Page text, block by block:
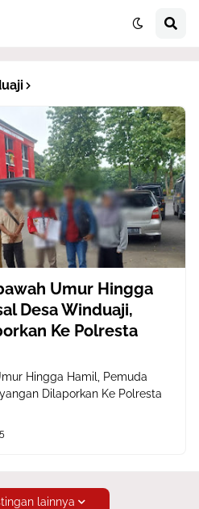
Umur Hingga
Desa Winduaji,
Ke Polresta
Hingga Hamil, Pemuda
Dilaporkan Ke Polresta
lainnya